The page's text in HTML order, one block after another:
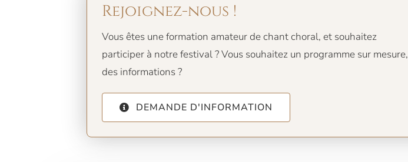
Rejoignez-nous !
Vous êtes une formation amateur de chant choral, et souhaitez
participer à notre festival ? Vous souhaitez un programme sur mesure,
des informations ?
DEMANDE D'INFORMATION